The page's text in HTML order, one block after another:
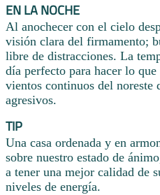
EN LA NOCHE
Al anochecer con el cielo
visión clara del firmamento;
libre de distracciones. La
día perfecto para hacer lo
vientos continuos del noreste
agresivos.
TIP
Una casa ordenada y en
sobre nuestro estado de
a tener una mejor calidad de
niveles de energía.